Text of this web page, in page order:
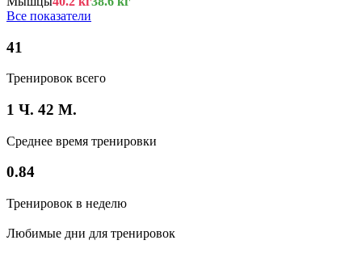
Все показатели
41
Тренировок всего
1 Ч. 42 М.
Среднее время тренировки
0.84
Тренировок в неделю
Любимые дни для тренировок